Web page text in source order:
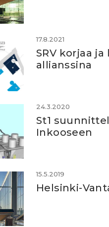
17.8.2021
SRV korjaa
allianssina
24.3.2020
St1
Inkooseen
15.5.2019
Helsinki-